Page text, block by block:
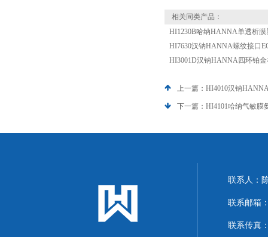
相关同类产品：
HI1230B哈纳HANNA单透析
HI7630汉钠HANNA螺纹接口
HI3001D汉钠HANNA四环铂
上一篇： HI4010汉钠
下一篇： HI4101哈纳气敏膜
联系人：
联系邮箱
联系传真